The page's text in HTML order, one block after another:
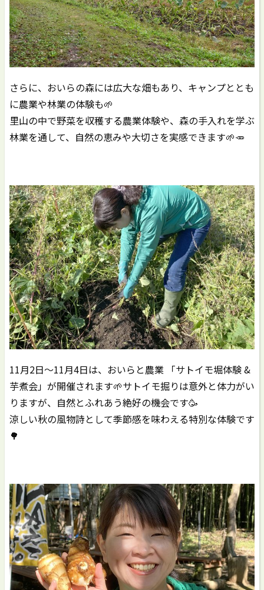
さらに、おいらの森には広大な畑もあり、キャンプととも
に農業や林業の体験も🌱
里山の中で野菜を収穫する農業体験や、森の手入れを学ぶ
林業を通して、自然の恵みや大切さを実感できます🌱🥕
11月2日〜11月4日は、おいらと農業 「サトイモ堀体験 &
芋煮会」が開催されます🌱サトイモ掘りは意外と体力がい
りますが、自然とふれあう絶好の機会です🥳
涼しい秋の風物詩として季節感を味わえる特別な体験です
🌳